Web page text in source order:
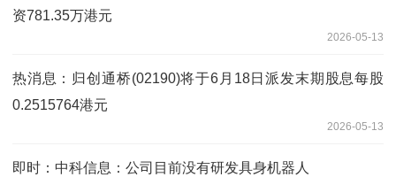
资781.35万港元
2026-05-13
热消息：归创通桥(02190)将于6月18日派发末期股息每股
0.2515764港元
2026-05-13
即时：中科信息：公司目前没有研发具身机器人